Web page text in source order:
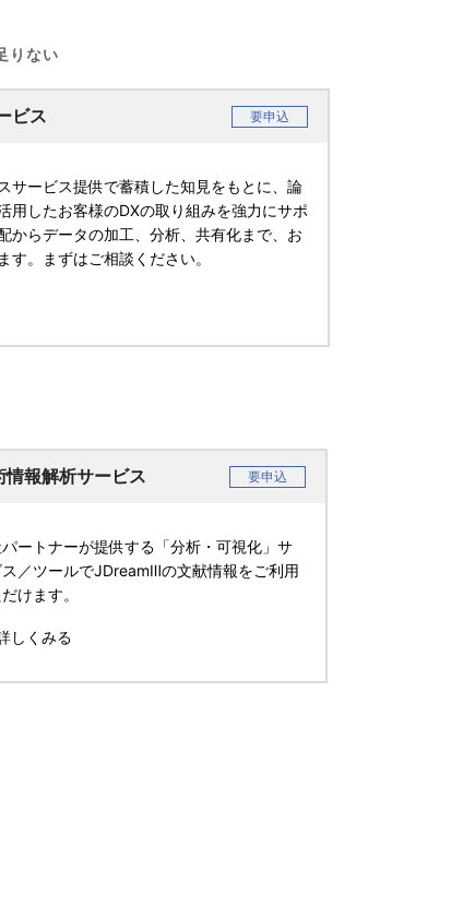
りない
ビス 要申込
サービス提供で蓄積した知見をもとに、論
用したお客様のDXの取り組みを強力にサポ
からデータの加工、分析、共有化まで、お
。まずはご相談ください。
情報解析サービス 要申込
ートナーが提供する「分析・可視化」サ
ス／ツールでJDreamⅢの文献情報をご利用
けます。
しくみる